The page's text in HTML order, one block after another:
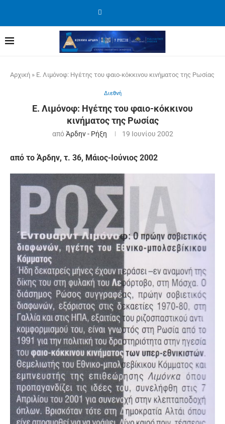
Αρχική » Ε. Λιμόνοφ: Ηγέτης του φαιο-κόκκινου κινήματος της Ρωσίας
Διεθνή
Ε. Λιμόνοφ: Ηγέτης του φαιο-κόκκινου
κινήματος της Ρωσίας
απόΆρδην - Ρήξη 19 Ιουνίου 2002
από το Άρδην, τ. 36, Μάιος-Ιούνιος 2002